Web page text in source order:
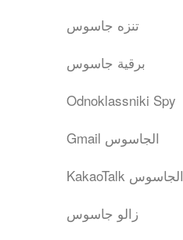
تنزه جاسوس
برقية جاسوس
Odnoklassniki Spy
Gmail الجاسوس
KakaoTalk الجاسوس
زالو جاسوس